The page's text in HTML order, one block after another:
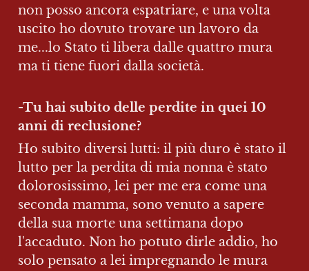
non posso ancora espatriare, e una volta
uscito ho dovuto trovare un lavoro da
me...lo Stato ti libera dalle quattro mura
ma ti tiene fuori dalla società.
-Tu hai subito delle perdite in quei 10
anni di reclusione?
Ho subito diversi lutti: il più duro è stato il
lutto per la perdita di mia nonna è stato
dolorosissimo, lei per me era come una
seconda mamma, sono venuto a sapere
della sua morte una settimana dopo
l'accaduto. Non ho potuto dirle addio, ho
solo pensato a lei impregnando le mura